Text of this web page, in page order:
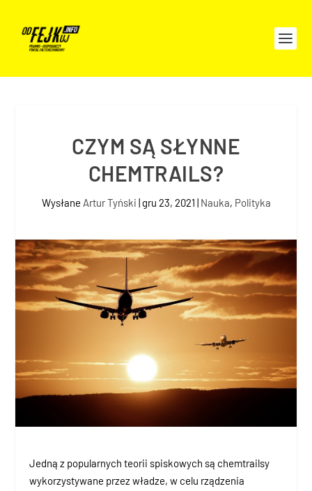
CZYM SĄ SŁYNNE
CHEMTRAILS?
Wysłane Artur Tyński | gru 23, 2021 | Nauka, Polityka
Jedną z popularnych teorii spiskowych są chemtrailsy
wykorzystywane przez władze, w celu rządzenia